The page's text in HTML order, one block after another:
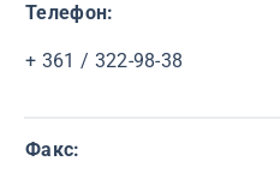
Телефон:
+ 361 / 322-98-38
Факс: